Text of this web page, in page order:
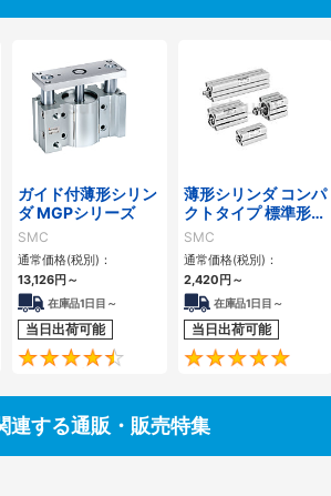
4.5
ガイド付薄形シリン
ダ MGPシリーズ
SMC
通常価格(税別)：
13,126円～
在庫品1日目～
当日出荷可能
4.6
薄形シリンダ コンパ
クトタイプ 標準形
複動 片ロッド CQS
シリーズ
SMC
通常価格(税別)：
2,420円～
在庫品1日目～
当日出荷可能
連する通販・販売特集